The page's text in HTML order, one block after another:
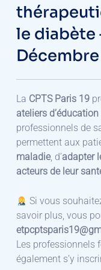
le diabète
Décembre
La CPTS Paris 19
ateliers
professionnels de
permettent aux
maladie, d’adapter
acteurs de leur
Si vous
savoir plus, vous
Les professionnels
également s’y